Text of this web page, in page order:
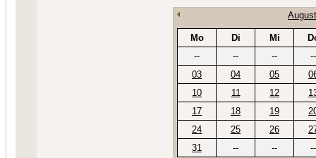
Mo Di Mi
--
-- --
--
03
04 05
10
11 12
17
18 19
24
25 26
31
-- -- --